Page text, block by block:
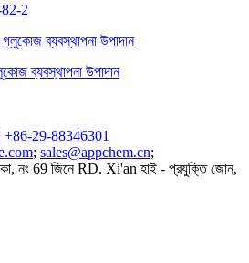
82-2
ব্যবস্থাপনা উপাদান
29-88346301
; sales@appchem.cn;
নং 69 জিনে RD. Xi'an হাই - প্রযুক্তি জোন,